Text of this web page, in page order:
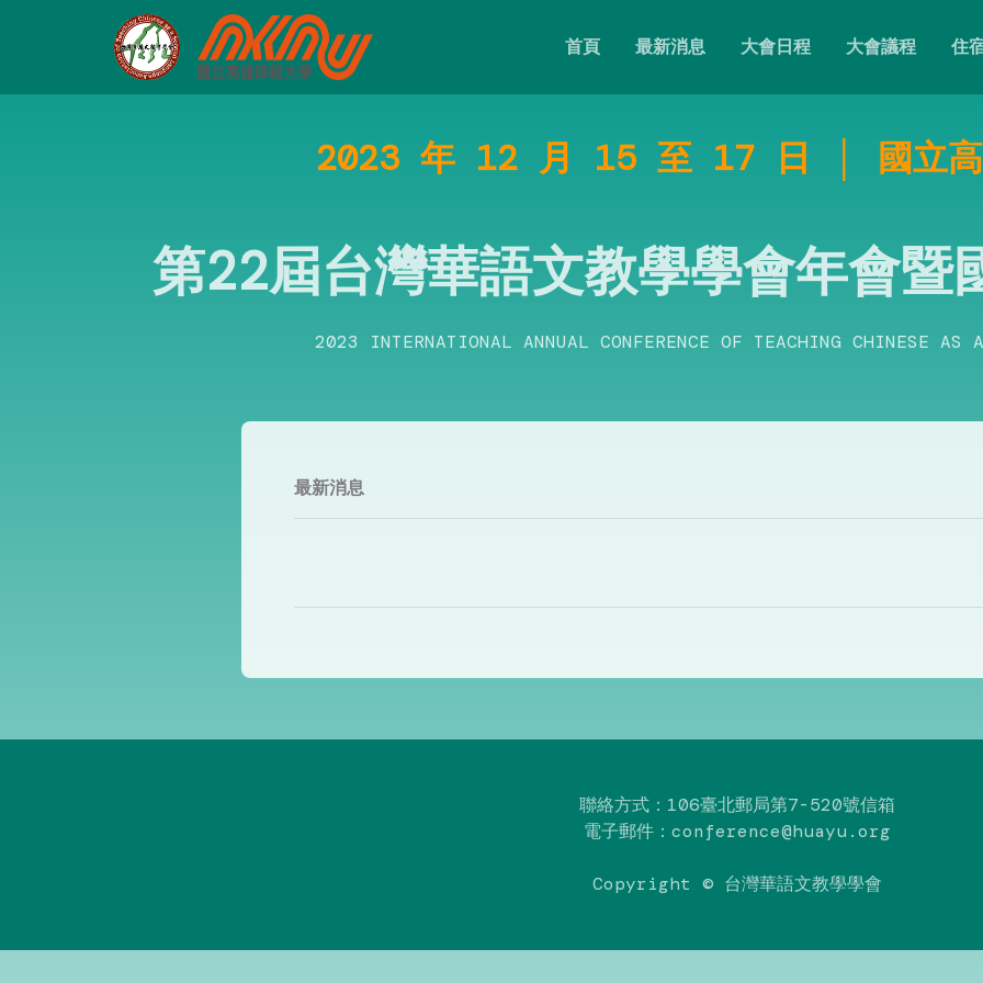
首頁(CURRENT)
最新消息 大會日程 大會議程 住
2023 年 12 月 15 至 17 日 │ 國立高
第22屆台灣華語文教學學會年會暨
2023 INTERNATIONAL ANNUAL CONFERENCE OF TEACHING CHINESE AS A
最新消息
聯絡方式：106臺北郵局第7-520號信箱
電子郵件：conference@huayu.org
Copyright © 台灣華語文教學學會